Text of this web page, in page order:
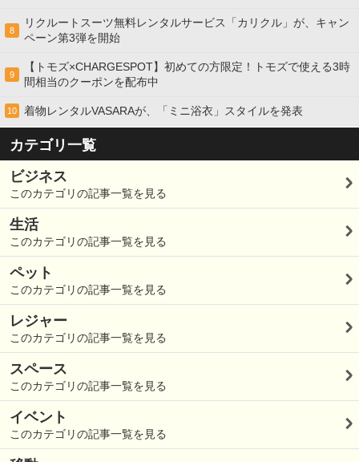
8
リクルートスーツ無料レンタルサービス「カリクル」が、キャン
ペーン第3弾を開始
9
【トモズ×CHARGESPOT】初めての方限定！トモズで使える3時
間相当のクーポンを配布中
10 着物レンタルVASARAが、「ミニ浴衣」スタイルを発表
カテゴリ一覧
ビジネス
このカテゴリの記事一覧を見る
生活
このカテゴリの記事一覧を見る
ペット
このカテゴリの記事一覧を見る
レジャー
このカテゴリの記事一覧を見る
スペース
このカテゴリの記事一覧を見る
イベント
このカテゴリの記事一覧を見る